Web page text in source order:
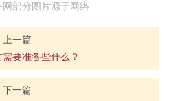
部分图片源于网络
上一篇
要准备些什么？
下一篇